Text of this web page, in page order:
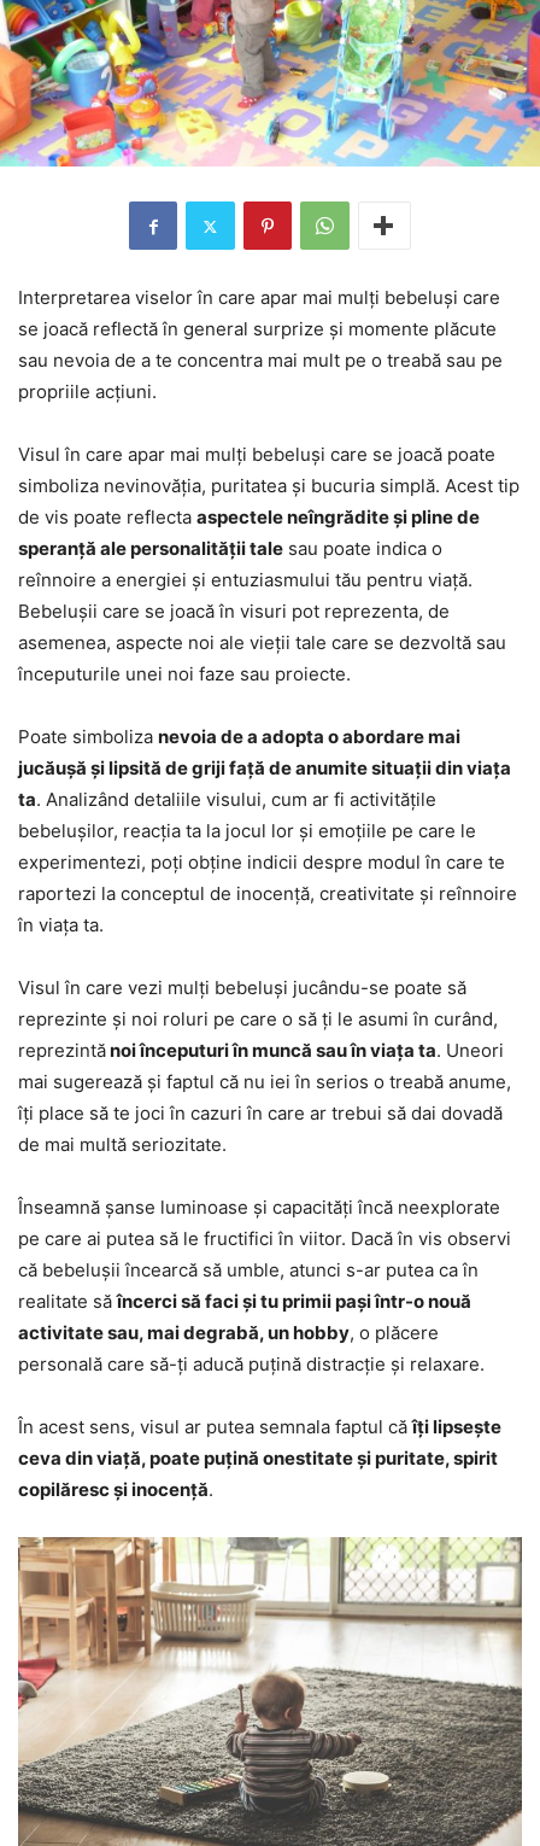
Interpretarea viselor în care apar mai mulți bebeluși care
se joacă reflectă în general surprize și momente plăcute
sau nevoia de a te concentra mai mult pe o treabă sau pe
propriile acțiuni.
Visul în care apar mai mulți bebeluși care se joacă poate
simboliza nevinovăția, puritatea și bucuria simplă. Acest tip
de vis poate reflecta aspectele neîngrădite și pline de
speranță ale personalității tale sau poate indica o
reînnoire a energiei și entuziasmului tău pentru viață.
Bebelușii care se joacă în visuri pot reprezenta, de
asemenea, aspecte noi ale vieții tale care se dezvoltă sau
începuturile unei noi faze sau proiecte.
Poate simboliza nevoia de a adopta o abordare mai
jucăușă și lipsită de griji față de anumite situații din viața
ta. Analizând detaliile visului, cum ar fi activitățile
bebelușilor, reacția ta la jocul lor și emoțiile pe care le
experimentezi, poți obține indicii despre modul în care te
raportezi la conceptul de inocență, creativitate și reînnoire
în viața ta.
Visul în care vezi mulți bebeluși jucându-se poate să
reprezinte și noi roluri pe care o să ți le asumi în curând,
reprezintănoi începuturi în muncă sau în viața ta. Uneori
mai sugerează și faptul că nu iei în serios o treabă anume,
îți place să te joci în cazuri în care ar trebui să dai dovadă
de mai multă seriozitate.
Înseamnă șanse luminoase și capacități încă neexplorate
pe care ai putea să le fructifici în viitor. Dacă în vis observi
că bebelușii încearcă să umble, atunci s-ar putea ca în
realitate săîncerci să faci și tu primii pași într-o nouă
activitate sau, mai degrabă, un hobby, o plăcere
personală care să-ți aducă puțină distracție și relaxare.
În acest sens, visul ar putea semnala faptul căîți lipsește
ceva din viață, poate puțină onestitate și puritate, spirit
copilăresc și inocență.